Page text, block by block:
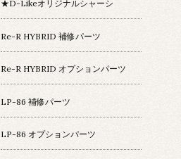
★D-Likeオリジナルシャーシ
Re-R HYBRID 補修パーツ
Re-R HYBRID オプションパーツ
LP-86 補修パーツ
LP-86 オプションパーツ